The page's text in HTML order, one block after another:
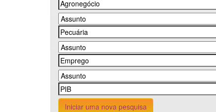
Iniciar uma nova pesquisa